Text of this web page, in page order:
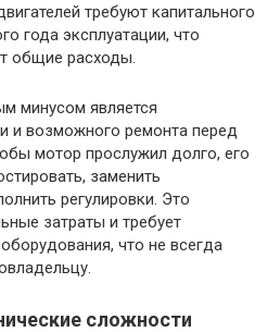
требуют капитального
года эксплуатации, что
общие расходы.
минусом является
и возможного ремонта перед
мотор прослужил долго, его
заменить
регулировки. Это
затраты и требует
что не всегда
сложности